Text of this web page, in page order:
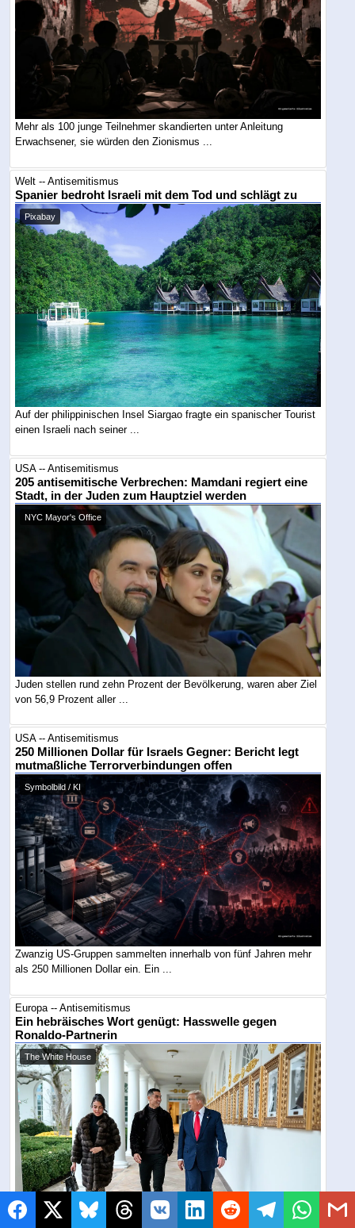
Mehr als 100 junge Teilnehmer skandierten unter Anleitung
Erwachsener, sie würden den Zionismus ...
Welt -- Antisemitismus
Spanier bedroht Israeli mit dem Tod und schlägt zu
Pixabay
Auf der philippinischen Insel Siargao fragte ein spanischer Tourist
einen Israeli nach seiner ...
USA -- Antisemitismus
205 antisemitische Verbrechen: Mamdani regiert eine
Stadt, in der Juden zum Hauptziel werden
NYC Mayor's Office
Juden stellen rund zehn Prozent der Bevölkerung, waren aber Ziel
von 56,9 Prozent aller ...
USA -- Antisemitismus
250 Millionen Dollar für Israels Gegner: Bericht legt
mutmaßliche Terrorverbindungen offen
Symbolbild / KI
Zwanzig US-Gruppen sammelten innerhalb von fünf Jahren mehr
als 250 Millionen Dollar ein. Ein ...
Europa -- Antisemitismus
Ein hebräisches Wort genügt: Hasswelle gegen
Ronaldo-Partnerin
The White House